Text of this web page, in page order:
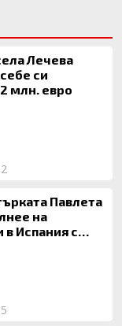
Лечева
си
млн. евро
Павлета
на
Испания с